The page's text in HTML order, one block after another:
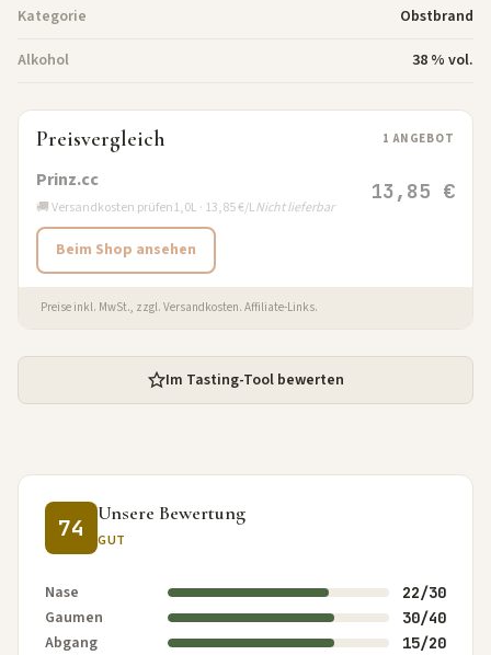
Kategorie
Obstbrand
Alkohol
38 % vol.
Preisvergleich 1 ANGEBOT
Prinz.cc
🚚 Versandkosten prüfen1,0L · 13,85 €/LNicht lieferbar
13,85 €
Beim Shop ansehen
Preise inkl. MwSt., zzgl. Versandkosten. Affiliate-Links.
Im Tasting-Tool bewerten
74
Unsere Bewertung
GUT
Nase 22/30
Gaumen 30/40
Abgang 15/20